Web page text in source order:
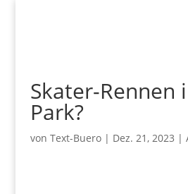
Skater-Rennen
Park?
von Text-Buero| Dez. 21, 2023 |